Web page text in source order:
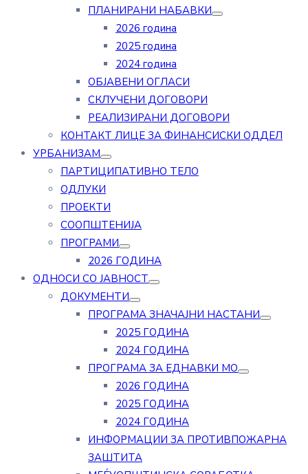
ПЛАНИРАНИ НАБАВКИ
2026 година
2025 година
2024 година
ОБЈАВЕНИ ОГЛАСИ
СКЛУЧЕНИ ДОГОВОРИ
РЕАЛИЗИРАНИ ДОГОВОРИ
КОНТАКТ ЛИЦЕ ЗА ФИНАНСИСКИ ОДДЕЛ
УРБАНИЗАМ
ПАРТИЦИПАТИВНО ТЕЛО
ОДЛУКИ
ПРОЕКТИ
СООПШТЕНИЈА
ПРОГРАМИ
2026 ГОДИНА
ОДНОСИ СО ЈАВНОСТ
ДОКУМЕНТИ
ПРОГРАМА ЗНАЧАЈНИ НАСТАНИ
2025 ГОДИНА
2024 ГОДИНА
ПРОГРАМА ЗА ЕДНАВКИ МО
2026 ГОДИНА
2025 ГОДИНА
2024 ГОДИНА
ИНФОРМАЦИИ ЗА ПРОТИВПОЖАРНА
ЗАШТИТА